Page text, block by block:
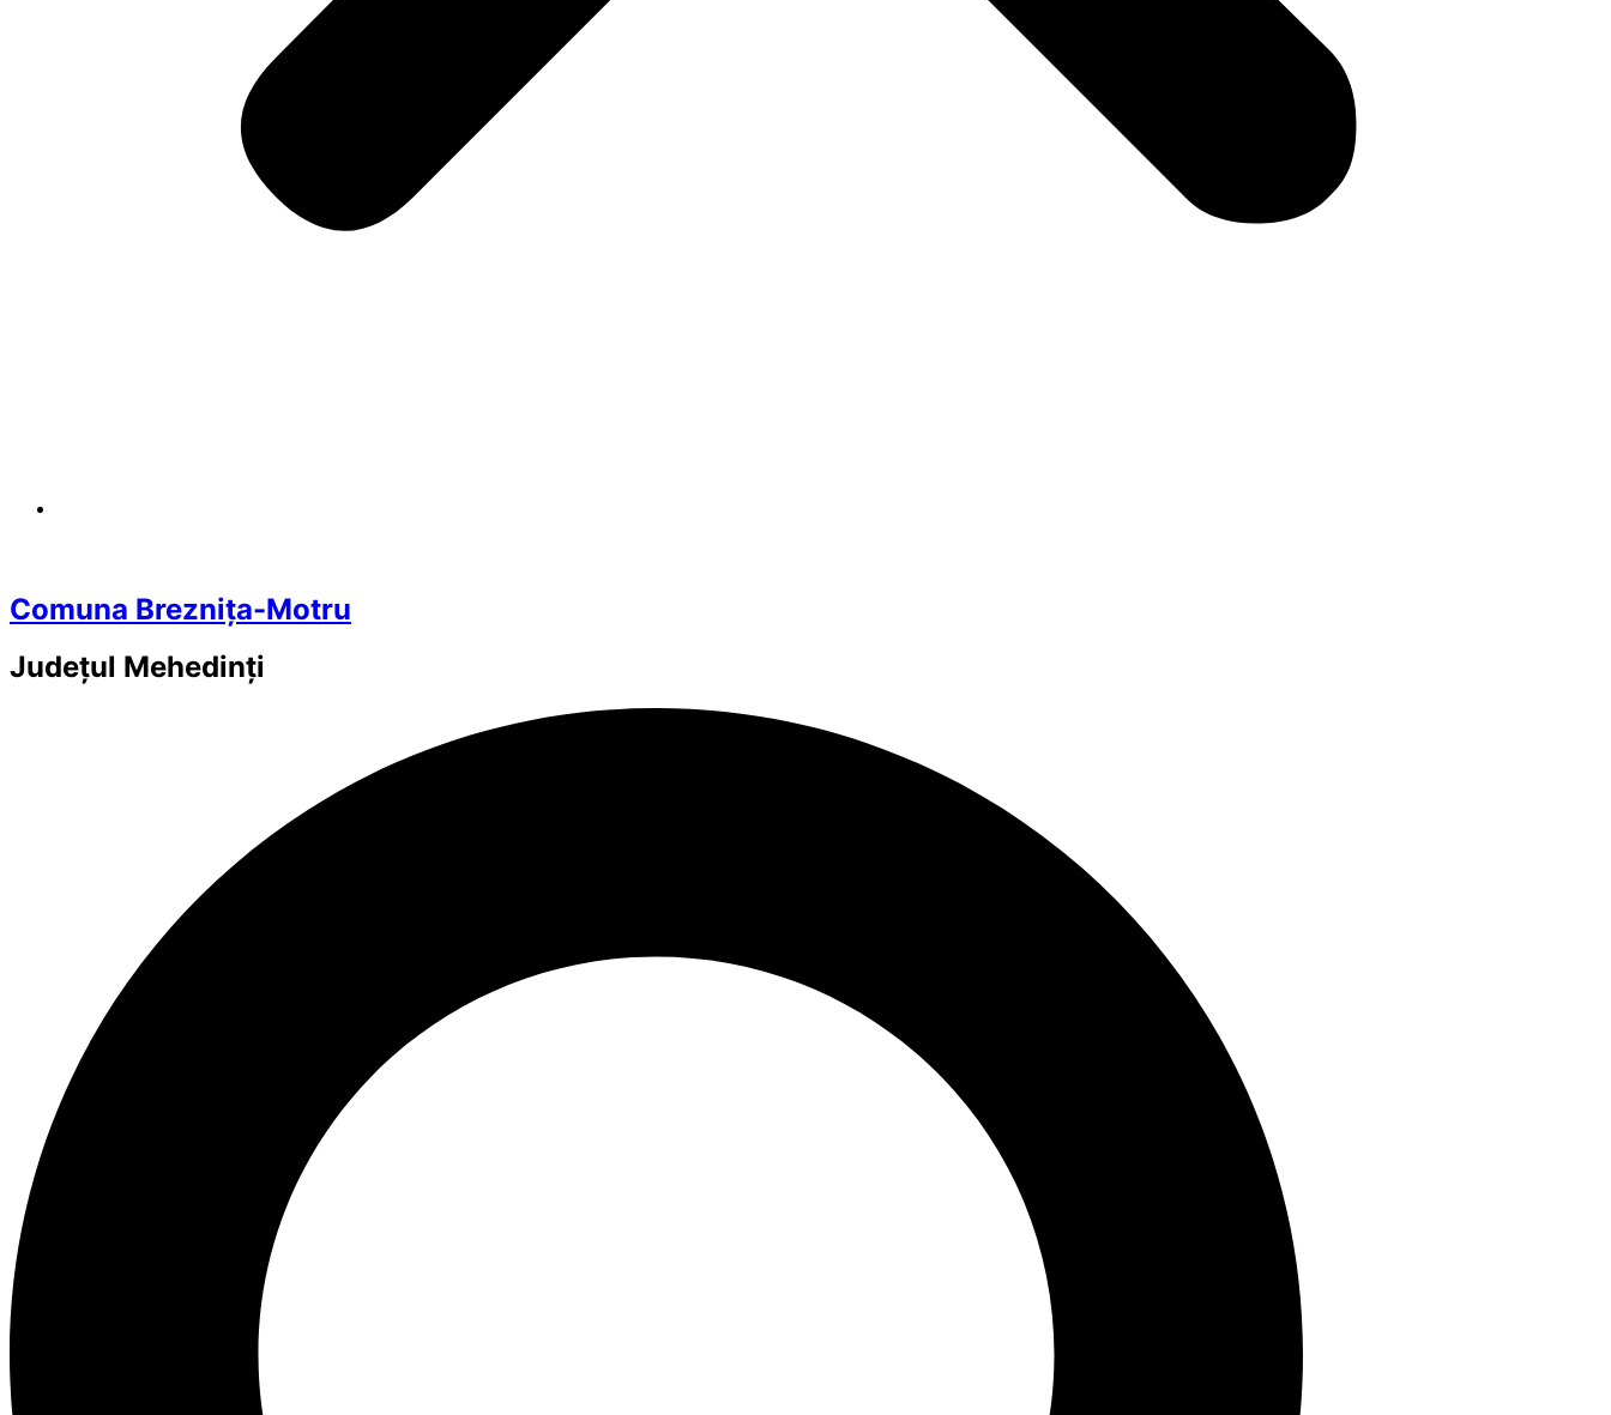
Comuna Breznița-Motru
Județul Mehedinți